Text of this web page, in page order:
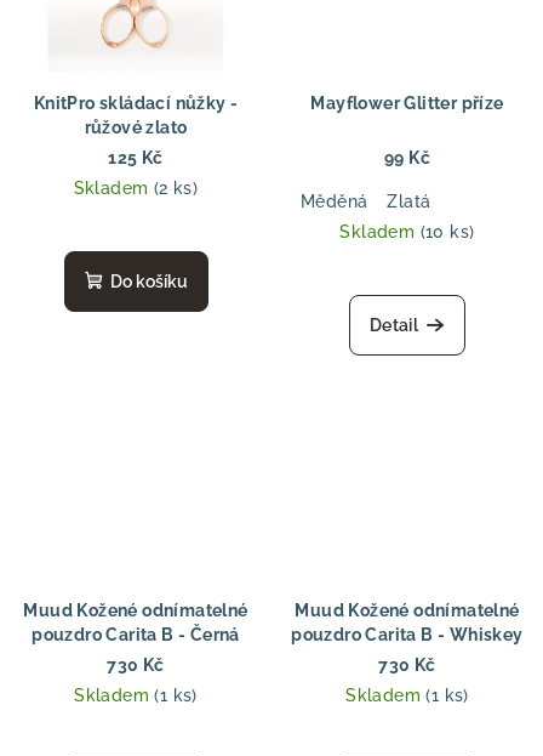
KnitPro skládací nůžky -
růžové zlato
125 Kč
Skladem (2 ks)
Do košíku
Mayflower Glitter příze
99 Kč
Měděná
Zlatá
Skladem (10 ks)
Detail
Muud Kožené odnímatelné
pouzdro Carita B - Černá
730 Kč
Skladem(1 ks)
Muud Kožené odnímatelné
pouzdro Carita B - Whiskey
730 Kč
Skladem(1 ks)